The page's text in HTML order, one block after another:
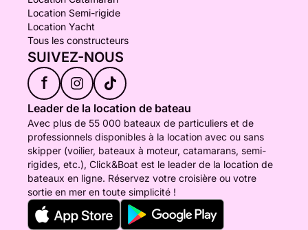
Location Semi-rigide
Location Yacht
Tous les constructeurs
SUIVEZ-NOUS
f
Leader de la location de bateau
Avec plus de 55 000 bateaux de particuliers et de
professionnels disponibles à la location avec ou sans
skipper (voilier, bateaux à moteur, catamarans, semi-
rigides, etc.), Click&Boat est le leader de la location de
bateaux en ligne. Réservez votre croisière ou votre
sortie en mer en toute simplicité !